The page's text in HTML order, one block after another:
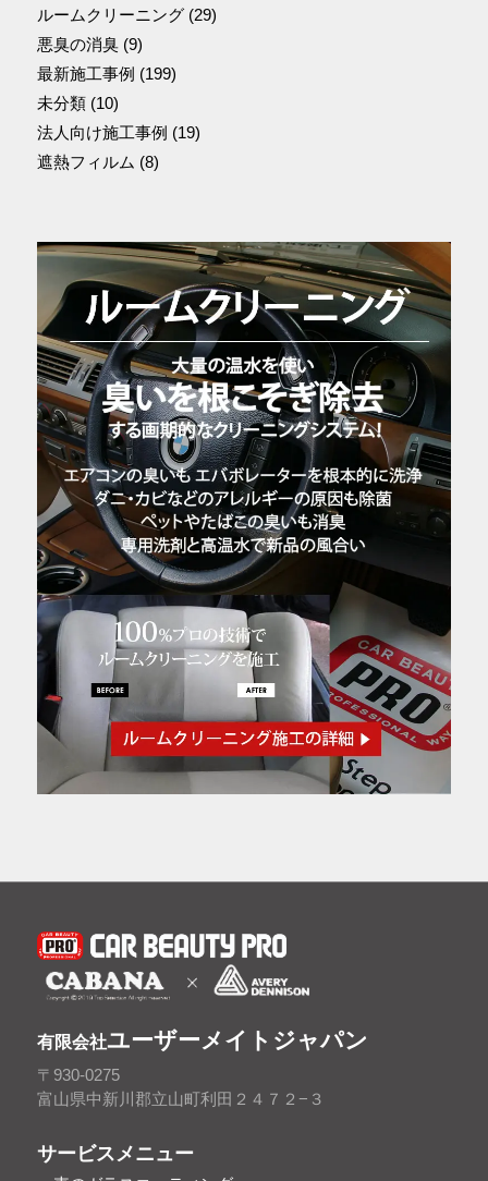
ルームクリーニング(29)
悪臭の消臭(9)
最新施工事例 (199)
未分類(10)
法人向け施工事例 (19)
遮熱フィルム (8)
有限会社ユーザーメイトジャパン
〒930-0275
富山県中新川郡立山町利田２４７２−３
サービスメニュー